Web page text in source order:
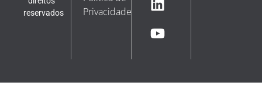
reservados
Privacidade